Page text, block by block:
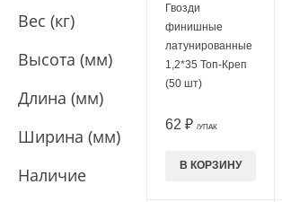
Вес (кг)
Высота (мм)
Длина (мм)
Ширина (мм)
Наличие
Гвозди
финишные
латунированные
1,2*35 Топ-Креп
(50 шт)
62 ₽ /УПАК
В КОРЗИНУ